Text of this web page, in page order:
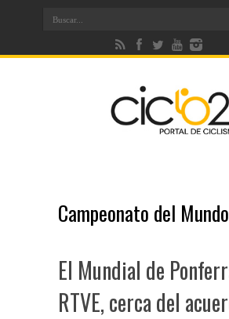
Campeonato del Mundo
El Mundial de
RTVE, cerca del